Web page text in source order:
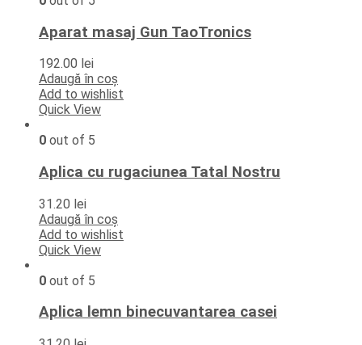
Aparat masaj Gun TaoTronics
192.00 lei
Adaugă în coș
Add to wishlist
Quick View
0 out of 5
Aplica cu rugaciunea Tatal Nostru
31.20 lei
Adaugă în coș
Add to wishlist
Quick View
0 out of 5
Aplica lemn binecuvantarea casei